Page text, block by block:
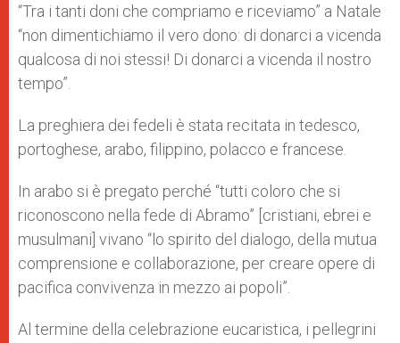
“Tra i tanti doni che compriamo e riceviamo” a Natale
“non dimentichiamo il vero dono: di donarci a vicenda
qualcosa di noi stessi! Di donarci a vicenda il nostro
tempo”.
La preghiera dei fedeli è stata recitata in tedesco,
portoghese, arabo, filippino, polacco e francese.
In arabo si è pregato perché “tutti coloro che si
riconoscono nella fede di Abramo” [cristiani, ebrei e
musulmani] vivano “lo spirito del dialogo, della mutua
comprensione e collaborazione, per creare opere di
pacifica convivenza in mezzo ai popoli”.
Al termine della celebrazione eucaristica, i pellegrini